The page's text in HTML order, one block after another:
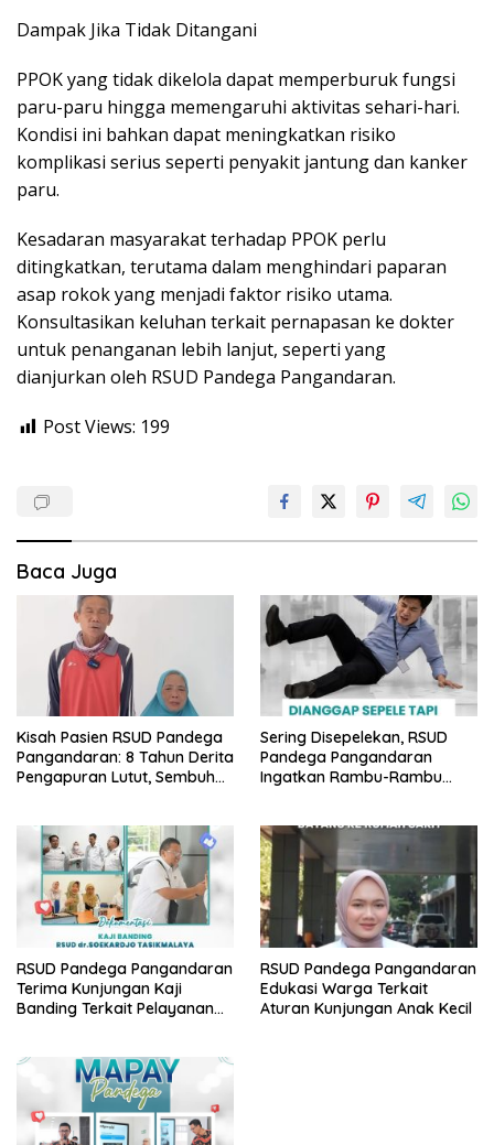
Dampak Jika Tidak Ditangani
PPOK yang tidak dikelola dapat memperburuk fungsi
paru-paru hingga memengaruhi aktivitas sehari-hari.
Kondisi ini bahkan dapat meningkatkan risiko
komplikasi serius seperti penyakit jantung dan kanker
paru.
Kesadaran masyarakat terhadap PPOK perlu
ditingkatkan, terutama dalam menghindari paparan
asap rokok yang menjadi faktor risiko utama.
Konsultasikan keluhan terkait pernapasan ke dokter
untuk penanganan lebih lanjut, seperti yang
dianjurkan oleh RSUD Pandega Pangandaran.
Post Views: 199
Baca Juga
Kisah Pasien RSUD Pandega
Pangandaran: 8 Tahun Derita
Pengapuran Lutut, Sembuh
Sering Disepelekan, RSUD
Pandega Pangandaran
Ingatkan Rambu-Rambu
RSUD Pandega Pangandaran
Terima Kunjungan Kaji
Banding Terkait Pelayanan
RSUD Pandega Pangandaran
Edukasi Warga Terkait
Aturan Kunjungan Anak Kecil